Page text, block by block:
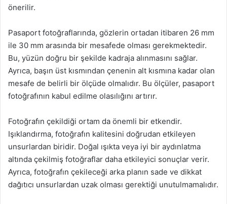
önerilir.
Pasaport fotoğraflarında, gözlerin ortadan itibaren 26 mm
ile 30 mm arasında bir mesafede olması gerekmektedir.
Bu, yüzün doğru bir şekilde kadraja alınmasını sağlar.
Ayrıca, başın üst kısmından çenenin alt kısmına kadar olan
mesafe de belirli bir ölçüde olmalıdır. Bu ölçüler, pasaport
fotoğrafının kabul edilme olasılığını artırır.
Fotoğrafın çekildiği ortam da önemli bir etkendir.
Işıklandırma, fotoğrafın kalitesini doğrudan etkileyen
unsurlardan biridir. Doğal ışıkta veya iyi bir aydınlatma
altında çekilmiş fotoğraflar daha etkileyici sonuçlar verir.
Ayrıca, fotoğrafın çekileceği arka planın sade ve dikkat
dağıtıcı unsurlardan uzak olması gerektiği unutulmamalıdır.